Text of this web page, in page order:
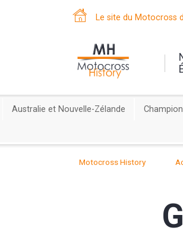
Le site du Motocross
Australie et Nouvelle-Zélande
Motocross History